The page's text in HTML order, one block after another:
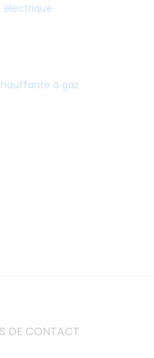
électrique
à gaz
DE CONTACT